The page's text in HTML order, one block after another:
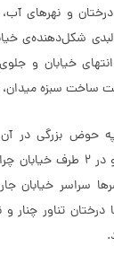
و نهرهای آب،
شکل‌دهنده‌ی
انتهای خیابان و
ساخت سبزه
حوض بزرگی در
همیشه آب در آن جاری بود و
سراسر خیابان
تناور چنار